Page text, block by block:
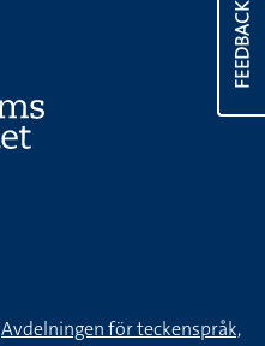
FEEDBACK
Avdelningen för teckenspråk,